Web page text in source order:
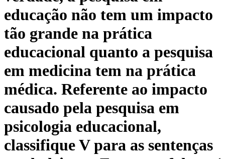
educação não tem um impacto
tão grande na prática
educacional quanto a pesquisa
em medicina tem na prática
médica. Referente ao impacto
causado pela pesquisa em
psicologia educacional,
classifique V para as sentenças